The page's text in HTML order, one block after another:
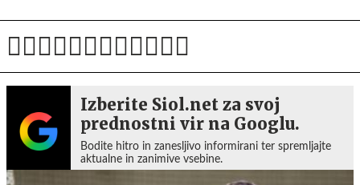
Izberite Siol.net za svoj
prednostni vir na Googlu.
Bodite hitro in zanesljivo informirani ter spremljajte
aktualne in zanimive vsebine.